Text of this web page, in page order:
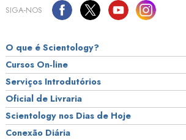
SIGA‑NOS
O que é Scientology?
Cursos On‑line
Serviços Introdutórios
Oficial de Livraria
Scientology nos Dias de Hoje
Conexão Diária